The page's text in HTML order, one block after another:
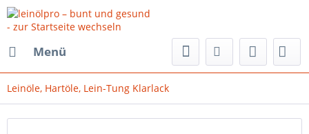
Menü
Leinöle, Hartöle, Lein-Tung Klarlack